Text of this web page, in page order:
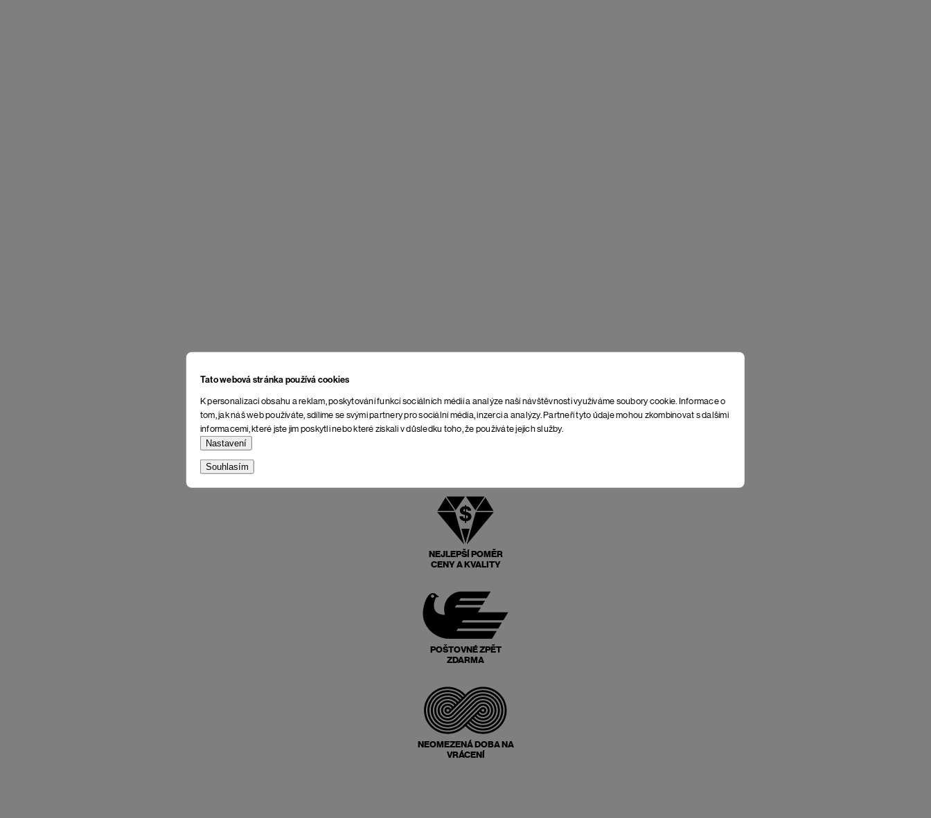
Tato webová stránka používá cookies
K personalizaci obsahu a reklam, poskytování funkcí sociálních médií a analýze naší návštěvnosti využíváme soubory cookie. Informace o
tom, jak náš web používáte, sdílíme se svými partnery pro sociální média, inzerci a analýzy. Partneři tyto údaje mohou zkombinovat s dalšími
informacemi, které jste jim poskytli nebo které získali v důsledku toho, že používáte jejich služby.
Nastavení
Souhlasím
NEJLEPŠÍ POMĚR
CENY A KVALITY
POŠTOVNÉ ZPĚT
ZDARMA
NEOMEZENÁ DOBA NA
VRÁCENÍ